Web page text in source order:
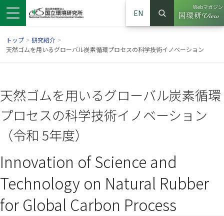
ウで開きます）
ンドウで開きます）
ウインドウで開きます）
EN
サイト内検索
検索
Webマガジン
（別ウイ
トップ > 研究紹介 >
天然ゴムを用いるグローバル炭素循環プロセスの科学技術イノベーション
天然ゴムを用いるグローバル炭素循環
プロセスの科学技術イノベーション
（令和 5年度）
Innovation of Science and
Technology on Natural Rubber
for Global Carbon Process